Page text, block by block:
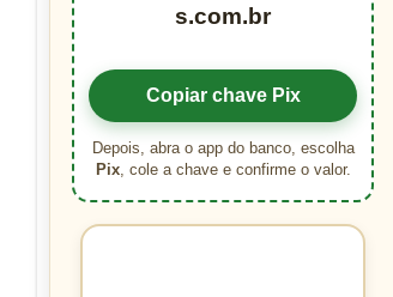
s.com.br
Copiar chave Pix
Depois, abra o app do banco, escolha
Pix, cole a chave e confirme o valor.